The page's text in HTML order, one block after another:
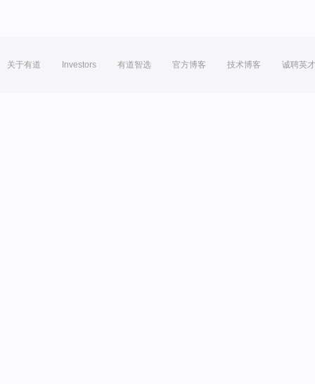
关于有道 Investors 有道智选 官方博客 技术博客 诚聘英才